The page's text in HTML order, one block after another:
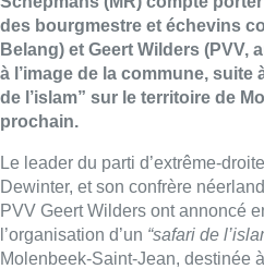
des bourgmestre et échevins
Belang) et Geert Wilders (PVV,
à l’image de la commune, suite
de l’islam” sur le territoire de
prochain.
Le leader du parti d’extrême-
Dewinter, et son confrère
PVV Geert Wilders ont annoncé
l’organisation d’un “safari de
Molenbeek-Saint-Jean, destinée